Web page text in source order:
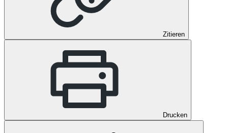
Zitieren
Drucken